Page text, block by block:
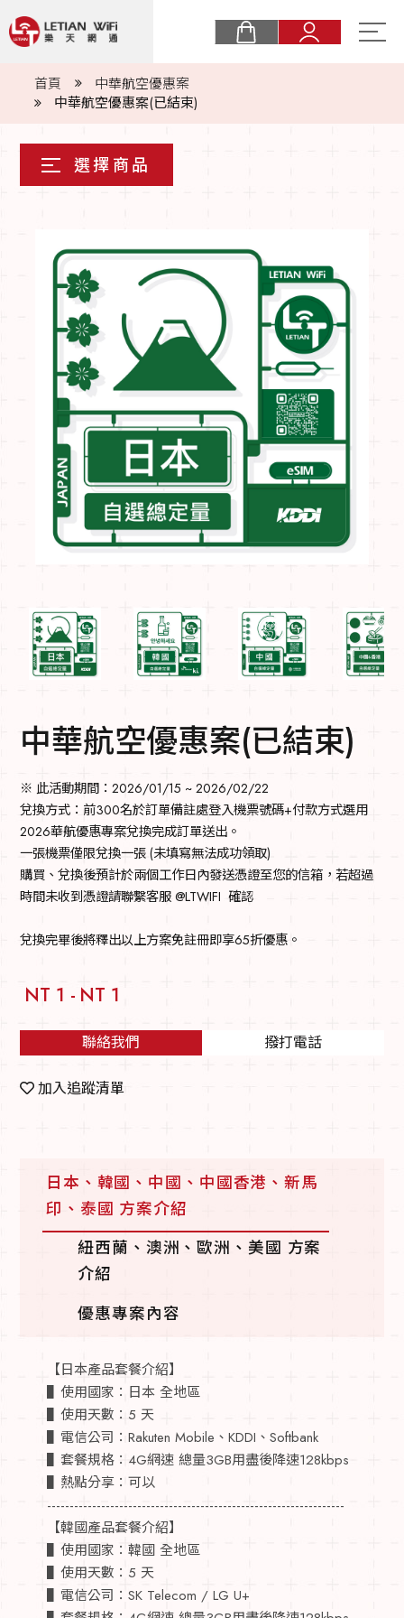
關於樂天
最新消息
實體卡
常見問題
商業合作
聯絡我們
首頁
中華航空優惠案
中華航空優惠案(已結束)
中華航空優惠案(已結束)
※ 此活動期間：2026/01/15 ~ 2026/02/22
兌換方式：前300名於訂單備註處登入機票號碼+付款方式選用
2026華航優惠專案兌換完成訂單送出。
一張機票僅限兌換一張 (未填寫無法成功領取)
購買、兌換後預計於兩個工作日內發送憑證至您的信箱，若超過
時間未收到憑證請聯繫客服 @LTWIFI 確認
兌換完畢後將釋出以上方案免註冊即享65折優惠。
NT 1 - NT 1
聯絡我們 撥打電話
加入追蹤清單
日本、韓國、中國、中國香港、新馬
印、泰國 方案介紹
紐西蘭、澳洲、歐洲、美國 方案
介紹
優惠專案內容
【日本產品套餐介紹】
▌使用國家：日本 全地區
▌使用天數：5 天
▌電信公司：Rakuten Mobile、KDDI、Softbank
▌套餐規格：4G網速 總量3GB用盡後降速128kbps
▌熱點分享：可以
------------------------------------------------------------------
【韓國產品套餐介紹】
▌使用國家：韓國 全地區
▌使用天數：5 天
▌電信公司：SK Telecom / LG U+